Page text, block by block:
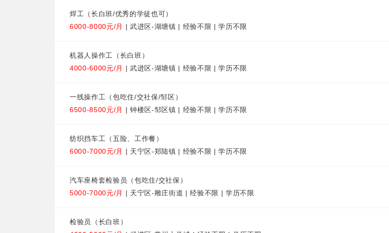
焊工（长白班/优秀的学徒也可）
6000-8000元/月 | 武进区-湖塘镇 | 经验不限 | 学历不限
机器人操作工（长白班）
4000-6000元/月 | 武进区-湖塘镇 | 经验不限 | 学历不限
一线操作工（包吃住/交社保/邹区）
6500-8500元/月 | 钟楼区-邹区镇 | 经验不限 | 学历不限
纺织挡车工（五险、工作餐）
6000-7000元/月 | 天宁区-郑陆镇 | 经验不限 | 学历不限
汽车座椅套检验员（包吃住/交社保）
5000-7000元/月 | 天宁区-雕庄街道 | 经验不限 | 学历不限
检验员（长白班）